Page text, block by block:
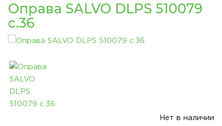
Оправа SALVO DLPS 510079
c.36
Нет в наличии